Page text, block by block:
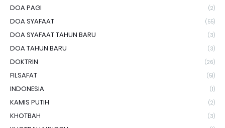
DOA PAGI (2)
DOA SYAFAAT (55)
DOA SYAFAAT TAHUN BARU (3)
DOA TAHUN BARU (3)
DOKTRIN (26)
FILSAFAT (51)
INDONESIA (1)
KAMIS PUTIH (2)
KHOTBAH (3)